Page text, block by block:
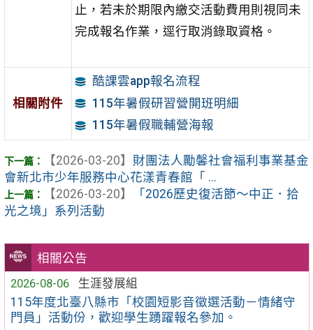
相關公告
2026-08-06
生涯發展組
115年度北臺八縣市「校園短影音徵選活動－情緒守
門員」活動份，歡迎學生踴躍報名參加。
止，若未於期限內繳交活動費用則視同未
完成報名作業，逕行取消錄取資格。
相關附件
酷課雲app報名流程
115年暑假研習營開班明細
115年暑假職輔營海報
【2026-03-20】 財團法人勵馨社會福利事業基金
會新北市少年服務中心花漾青春館「 ...
【2026-03-20】
「2026歷史復活節～中正．拾
光之境」系列活動